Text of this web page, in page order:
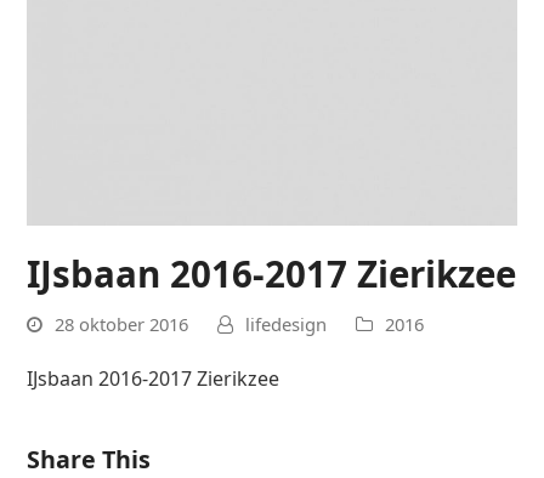
IJsbaan 2016-2017 Zierikzee
28 oktober 2016 lifedesign 2016
IJsbaan 2016-2017 Zierikzee
Share This